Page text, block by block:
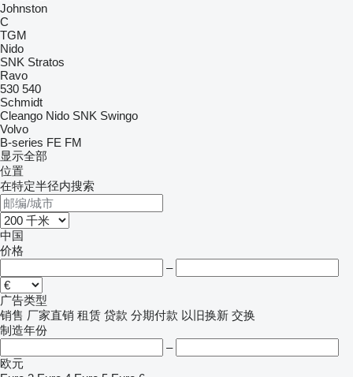
Johnston
C
TGM
Nido
SNK Stratos
Ravo
530 540
Schmidt
Cleango Nido SNK Swingo
Volvo
B-series FE FM
显示全部
位置
在特定半径内搜索
中国
价格
–
广告类型
销售 厂家直销 租赁 贷款 分期付款 以旧换新 交换
制造年份
–
欧元